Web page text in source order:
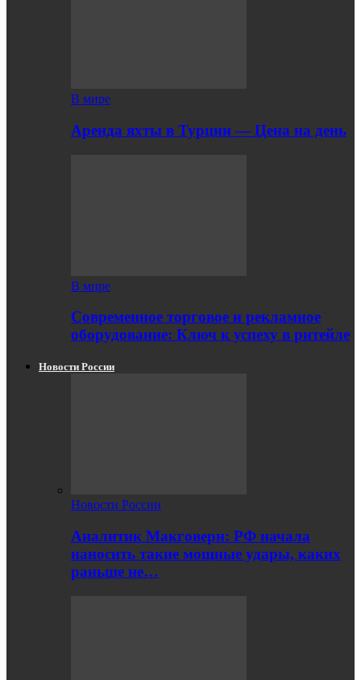
В мире
Аренда яхты в Турции — Цена на день
В мире
Современное торговое и рекламное
оборудование: Ключ к успеху в ритейле
Новости России
Новости России
Аналитик Макговерн: РФ начала
наносить такие мощные удары, каких
раньше не…